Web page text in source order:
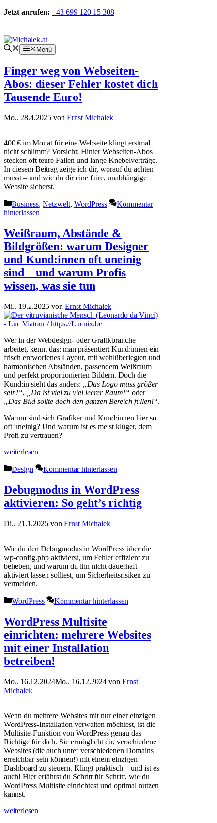
Zum
Jetzt anrufen: +43 699 120 15 308
Menü
Finger weg von Webseiten-
Abos: dieser Fehler kostet dich
Tausende Euro!
Mo.. 28.4.2025 von Ernst Michalek
400 € im Monat für eine Webseite klingt erstmal
nicht schlimm? Vorsicht: Hinter Webseiten-Abos
stecken oft teure Fallen und lange Knebelverträge.
In diesem Beitrag zeige ich dir, worauf du achten
musst – und wie du dir eine faire, unabhängige
Website sicherst.
Kategorien
Business, Netzwelt, WordPress
Kommentar
hinterlassen
Weißraum, Abstände &
Bildgrößen: warum Designer
und Kund:innen oft uneinig
sind – und warum Profis
wissen, was sie tun
Mi.. 19.2.2025 von Ernst Michalek
Wer in der Webdesign- oder Grafikbranche
arbeitet, kennt das: man präsentiert Kund:innen ein
frisch entworfenes Layout, mit wohlüberlegten und
harmonischen Abständen, passendem Weißraum
und perfekt proportionierten Bildern. Doch die
Kund:in sieht das anders:
„Das Logo muss größer
sein!“, „Da ist viel zu viel leerer Raum!“ oder
„Das Bild sollte doch den ganzen Bereich füllen!“.
Warum sind sich Grafiker und Kund:innen hier so
oft uneinig? Und warum ist es meist klüger, dem
Profi zu vertrauen?
weiterlesen
Kategorien
Design Kommentar hinterlassen
Debugmodus in WordPress
aktivieren: So geht’s richtig
Di.. 21.1.2025 von Ernst Michalek
Wie du den Debugmodus in WordPress über die
wp-config.php aktivierst, um Fehler effizient zu
beheben, und warum du ihn nicht dauerhaft
aktiviert lassen solltest, um Sicherheitsrisiken zu
vermeiden.
Kategorien
WordPress Kommentar hinterlassen
WordPress Multisite
einrichten: mehrere Websites
mit einer Installation
betreiben!
Mo.. 16.12.2024Mo.. 16.12.2024 von Ernst
Michalek
Wenn du mehrere Websites mit nur einer einzigen
WordPress-Installation verwalten möchtest, ist die
Multisite-Funktion von WordPress genau das
Richtige für dich. Sie ermöglicht dir, verschiedene
Websites (die auch unter verschiedenen Domains
erreichbar sein können!) mit einem einzigen
Dashboard zu steuern. Klingt praktisch – und ist es
auch! Hier erfährst du Schritt für Schritt, wie du
WordPress Multisite einrichtest und optimal nutzen
kannst.
weiterlesen